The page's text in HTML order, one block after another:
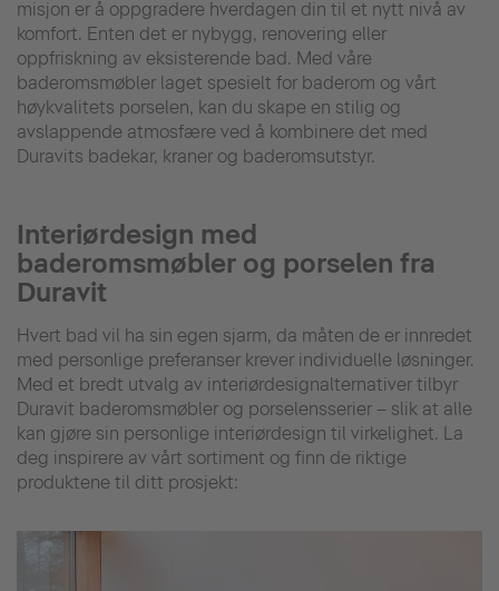
misjon er å oppgradere hverdagen din til et nytt nivå av
komfort. Enten det er nybygg, renovering eller
oppfriskning av eksisterende bad. Med våre
baderomsmøbler laget spesielt for baderom og vårt
høykvalitets porselen, kan du skape en stilig og
avslappende atmosfære ved å kombinere det med
Duravits badekar, kraner og baderomsutstyr.
Interiørdesign med
baderomsmøbler og porselen fra
Duravit
Hvert bad vil ha sin egen sjarm, da måten de er innredet
med personlige preferanser krever individuelle løsninger.
Med et bredt utvalg av interiørdesignalternativer tilbyr
Duravit baderomsmøbler og porselensserier – slik at alle
kan gjøre sin personlige interiørdesign til virkelighet. La
deg inspirere av vårt sortiment og finn de riktige
produktene til ditt prosjekt: